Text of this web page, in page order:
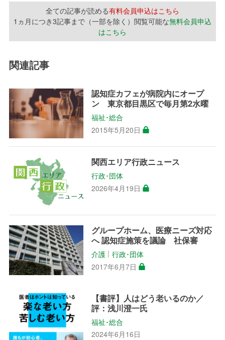
全ての記事が読める有料会員申込はこちら
1ヵ月につき3記事まで（一部を除く）閲覧可能な無料会員申込
はこちら
関連記事
認知症カフェが病院内にオープ
ン 東京都目黒区で毎月第2水曜
福祉･総合
2015年5月20日
関西エリア行政ニュース
行政･団体
2026年4月19日
グループホーム、医療ニーズ対応
へ 認知症施策を議論 社保審
介護 │行政･団体
2017年6月7日
【書評】人はどう老いるのか／
評：浅川澄一氏
福祉･総合
2024年6月16日